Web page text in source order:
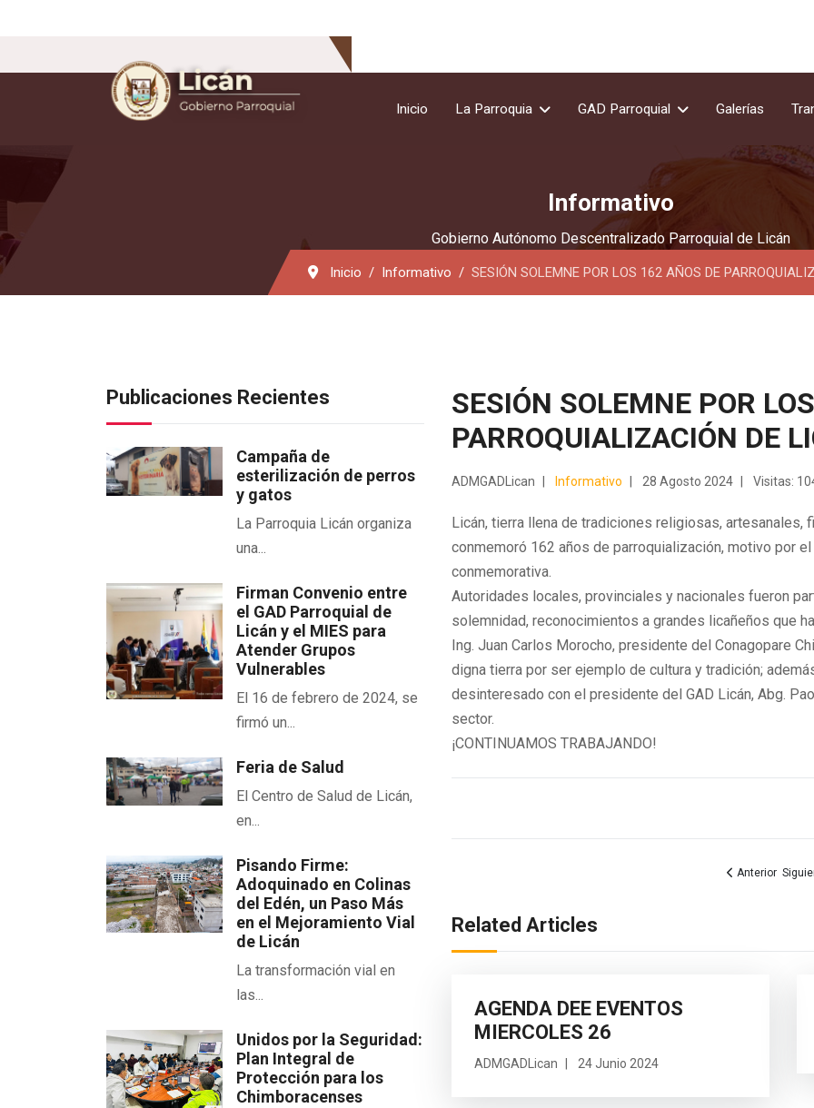
Inicio La Parroquia GAD Parroquial Galerías
Informativo
Gobierno Autónomo Descentralizado Parroquial de Licán
Inicio Informativo SESIÓN SOLEMNE POR LOS 162 AÑOS DE
Publicaciones Recientes
Campaña de
esterilización de perros
y gatos
La Parroquia Licán organiza
una...
Firman Convenio entre
el GAD Parroquial de
Licán y el MIES para
Atender Grupos
Vulnerables
El 16 de febrero de 2024, se
firmó un...
Feria de Salud
El Centro de Salud de Licán,
en...
Pisando Firme:
Adoquinado en Colinas
del Edén, un Paso Más
en el Mejoramiento Vial
de Licán
La transformación vial en
las...
Unidos por la Seguridad:
Plan Integral de
Protección para los
Chimboracenses
SESIÓN SOLEMNE POR
PARROQUIALIZACIÓN DE
ADMGADLican Informativo 28 Agosto 2024 Visitas:
Licán, tierra llena de tradiciones religiosas, artesanales,
conmemoró 162 años de parroquialización, motivo por
conmemorativa.
Autoridades locales, provinciales y nacionales fueron
solemnidad, reconocimientos a grandes licañeños que
Ing. Juan Carlos Morocho, presidente del Conagopare
digna tierra por ser ejemplo de cultura y tradición;
desinteresado con el presidente del GAD Licán, Abg.
sector.
¡CONTINUAMOS TRABAJANDO!
Artículo anterior:
Anterior
Related Articles
AGENDA DEE EVENTOS
MIERCOLES 26
ADMGADLican 24 Junio 2024